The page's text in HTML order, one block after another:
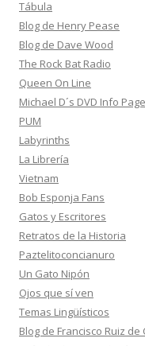
Tábula
Blog de Henry Pease
Blog de Dave Wood
The Rock Bat Radio
Queen On Line
Michael D´s DVD Info Page
PUM
Labyrinths
La Librería
Vietnam
Bob Esponja Fans
Gatos y Escritores
Retratos de la Historia
Paztelitoconcianuro
Un Gato Nipón
Ojos que sí ven
Temas Lingüísticos
Blog de Francisco Ruiz de